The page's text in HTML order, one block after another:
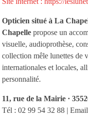
Opticien situé à La
Chapelle propose un
visuelle, audioprothèse,
collection mêle lunettes de
internationales et locales,
personnalité.
11, rue de la Mairie ·
Tél : 02 99 54 32 88 |